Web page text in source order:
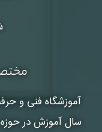
آموزشگاه فنی و
سال آموزش در حوزه